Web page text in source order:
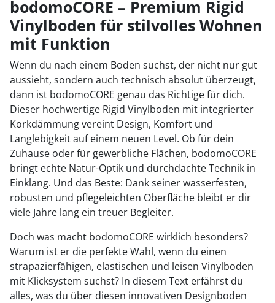
2
bodomoCORE – Premium Rigid
Vinylboden für stilvolles Wohnen
mit Funktion
Wenn du nach einem Boden suchst, der nicht nur gut
aussieht, sondern auch technisch absolut überzeugt,
dann ist bodomoCORE genau das Richtige für dich.
Dieser hochwertige Rigid Vinylboden mit integrierter
Korkdämmung vereint Design, Komfort und
Langlebigkeit auf einem neuen Level. Ob für dein
Zuhause oder für gewerbliche Flächen, bodomoCORE
bringt echte Natur-Optik und durchdachte Technik in
Einklang. Und das Beste: Dank seiner wasserfesten,
robusten und pflegeleichten Oberfläche bleibt er dir
viele Jahre lang ein treuer Begleiter.
Doch was macht bodomoCORE wirklich besonders?
Warum ist er die perfekte Wahl, wenn du einen
strapazierfähigen, elastischen und leisen Vinylboden
mit Klicksystem suchst? In diesem Text erfährst du
alles, was du über diesen innovativen Designboden